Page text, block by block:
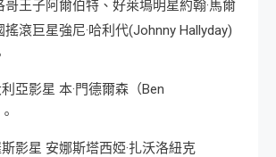
王子阿爾伯特、好萊塢明星約翰·馬爾
滾巨星強尼·哈利代(Johnny Hallyday)
亞影星 本·門德爾森（Ben
影星 安娜斯塔西婭·扎沃洛紐克